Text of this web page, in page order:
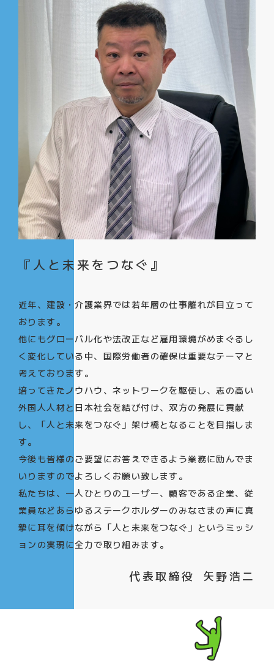
『人と未来をつなぐ』
近年、建設・介護業界では若年層の仕事離れが目立って
おります。
他にもグローバル化や法改正など雇用環境がめまぐるし
く変化している中、国際労働者の確保は重要なテーマと
考えております。
培ってきたノウハウ、ネットワークを駆使し、志の高い
外国人人材と日本社会を結び付け、双方の発展に貢献
し、「人と未来をつなぐ」架け橋となることを目指しま
す。
今後も皆様のご要望にお答えできるよう業務に励んでま
いりますのでよろしくお願い致します。
私たちは、一人ひとりのユーザー、顧客である企業、従
業員などあらゆるステークホルダーのみなさまの声に真
摯に耳を傾けながら「人と未来をつなぐ」というミッシ
ョンの実現に全力で取り組みます。
代表取締役 矢野浩二